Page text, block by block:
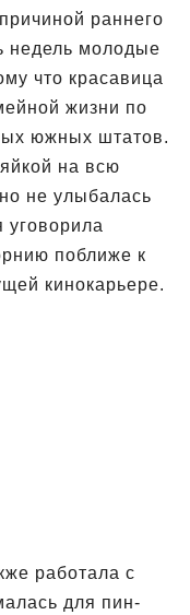
раннего
недель молодые
что красавица
жизни по
южных штатов.
на всю
не улыбалась
уговорила
поближе к
кинокарьере.
работала с
для пин-